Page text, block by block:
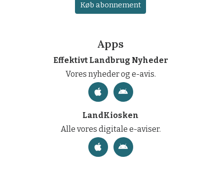
Køb abonnement
Apps
Effektivt Landbrug Nyheder
Vores nyheder og e-avis.
LandKiosken
Alle vores digitale e-aviser.